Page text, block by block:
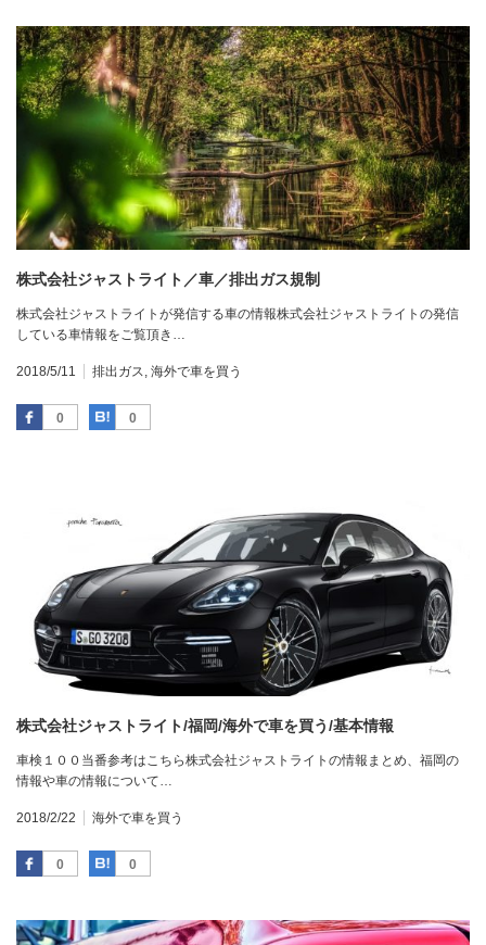
株式会社ジャストライト／車／排出ガス規制
株式会社ジャストライトが発信する車の情報株式会社ジャストライトの発信
している車情報をご覧頂き…
2018/5/11 排出ガス 海外で車を買う
0
Facebook 0
はてなブックマーク
株式会社ジャストライト/福岡/海外で車を買う/基本情報
車検１００当番参考はこちら株式会社ジャストライトの情報まとめ、福岡の
情報や車の情報について…
2018/2/22 海外で車を買う
0
Facebook 0
はてなブックマーク